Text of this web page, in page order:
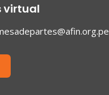
virtual